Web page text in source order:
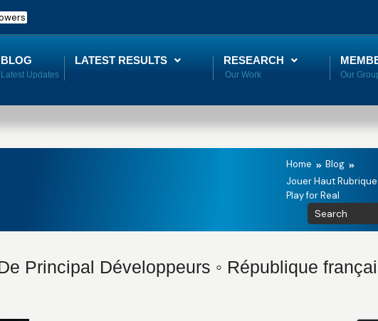
BLOG LATEST RESULTS RESEARCH
Home
Blog
Jouer Haut
Play for Real
Principal Développeurs ◦ République